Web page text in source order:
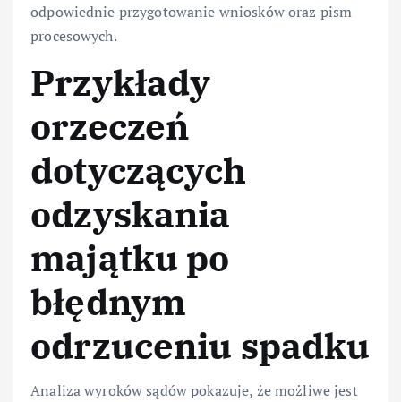
odpowiednie przygotowanie wniosków oraz pism
procesowych.
Przykłady
orzeczeń
dotyczących
odzyskania
majątku po
błędnym
odrzuceniu spadku
Analiza wyroków sądów pokazuje, że możliwe jest